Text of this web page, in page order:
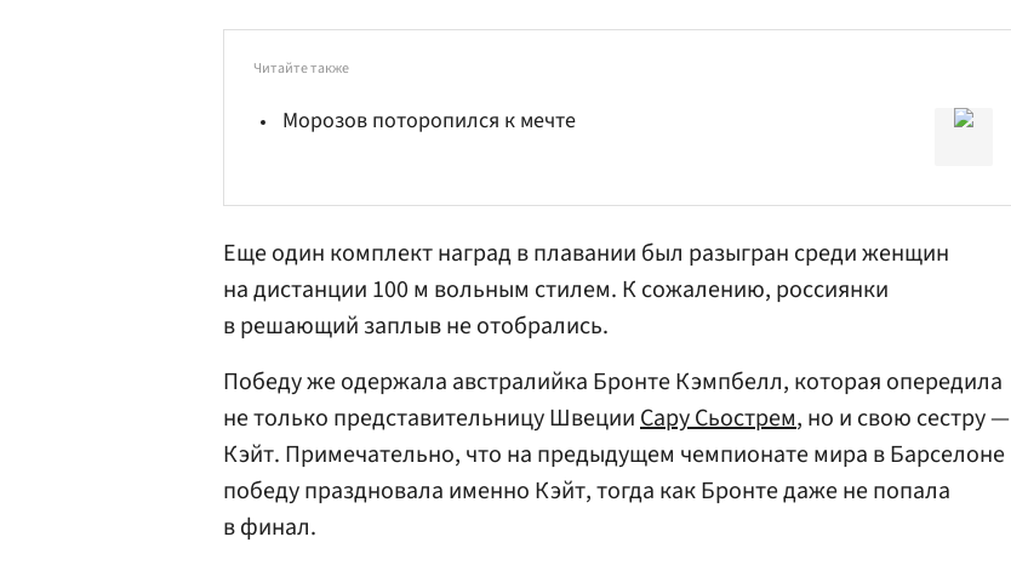
Читайте также
Морозов поторопился к мечте
Еще один комплект наград в плавании был разыгран среди женщин
на дистанции 100 м вольным стилем. К сожалению, россиянки
в решающий заплыв не отобрались.
Победу же одержала австралийка Бронте Кэмпбелл, которая опередила
не только представительницу ШвецииСару Сьострем, но и свою сестру —
Кэйт. Примечательно, что на предыдущем чемпионате мира в Барселоне
победу праздновала именно Кэйт, тогда как Бронте даже не попала
в финал.